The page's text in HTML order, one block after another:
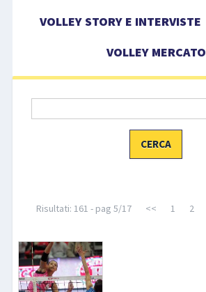
COMPETIZIONI
EVENTI
VOLLEY STORY E INTERVISTE
VOLLEY MERCATO
Risultati: 161 - pag 5/17 << 1 2